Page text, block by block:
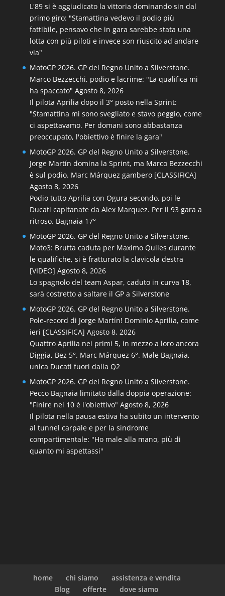
L'89 si è aggiudicato la vittoria dominando sin dal
primo giro: "Stamattina vedevo il podio più
fattibile, pensavo che in gara sarebbe stata una
lotta con più piloti e invece son riuscito ad andare
via"
MotoGP 2026. GP del Regno Unito a Silverstone.
Marco Bezzecchi, podio e lacrime: "La qualifica mi
ha spaccato" Agosto 8, 2026
Il pilota Aprilia dopo il 3° posto nella Sprint:
"Stamattina mi sono svegliato e stavo peggio, come
ci aspettavamo. Per domani sono abbastanza
preoccupato, l'obiettivo è finire la gara"
MotoGP 2026. GP del Regno Unito a Silverstone.
Jorge Martín domina la Sprint, ma Marco Bezzecchi
è sul podio. Marc Márquez gambero [CLASSIFICA]
Agosto 8, 2026
Podio tutto Aprilia con Ogura secondo, poi le
Ducati capitanate da Alex Marquez. Per il 93 gara a
ritroso. Bagnaia 17°
MotoGP 2026. GP del Regno Unito a Silverstone.
Moto3: Brutta caduta per Maximo Quiles durante
le qualifiche, si è fratturato la clavicola destra
[VIDEO] Agosto 8, 2026
Lo spagnolo del team Aspar, caduto in curva 18,
sarà costretto a saltare il GP a Silverstone
MotoGP 2026. GP del Regno Unito a Silverstone.
Pole-record di Jorge Martín! Dominio Aprilia, come
ieri [CLASSIFICA] Agosto 8, 2026
Quattro Aprilia nei primi 5, in mezzo a loro ancora
Diggia, Bez 5°. Marc Márquez 6°. Male Bagnaia,
unica Ducati fuori dalla Q2
MotoGP 2026. GP del Regno Unito a Silverstone.
Pecco Bagnaia limitato dalla doppia operazione:
"Finire nei 10 è l'obiettivo" Agosto 8, 2026
Il pilota nella pausa estiva ha subito un intervento
al tunnel carpale e per la sindrome
compartimentale: "Ho male alla mano, più di
quanto mi aspettassi"
home chi siamo
assistenza e vendita
Blog
offerte
dove siamo